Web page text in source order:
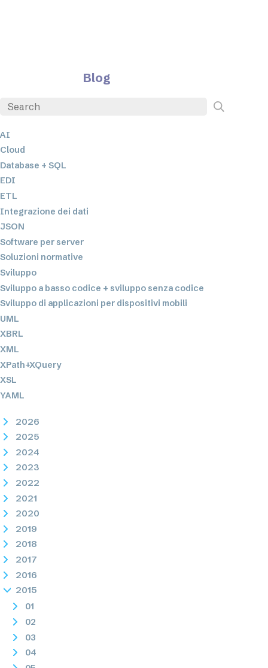
Blog
AI
Cloud
Database + SQL
EDI
ETL
Integrazione dei dati
JSON
Software per server
Soluzioni normative
Sviluppo
Sviluppo a basso codice + sviluppo senza codice
Sviluppo di applicazioni per dispositivi mobili
UML
XBRL
XML
XPath+XQuery
XSL
YAML
2026
2025
2024
2023
2022
2021
2020
2019
2018
2017
2016
2015
01
02
03
04